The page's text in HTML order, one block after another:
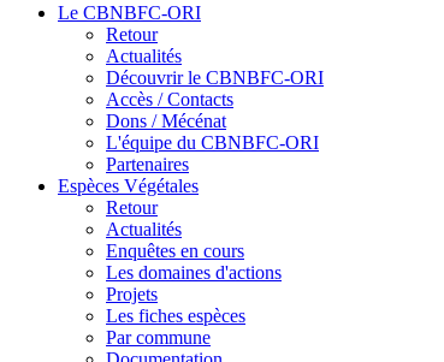
Le CBNBFC-ORI
Retour
Actualités
Découvrir le CBNBFC-ORI
Accès / Contacts
Dons / Mécénat
L'équipe du CBNBFC-ORI
Partenaires
Espèces Végétales
Retour
Actualités
Enquêtes en cours
Les domaines d'actions
Projets
Les fiches espèces
Par commune